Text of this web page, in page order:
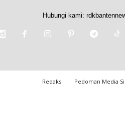
Hubungi kami:
Redaksi Pedoman Media